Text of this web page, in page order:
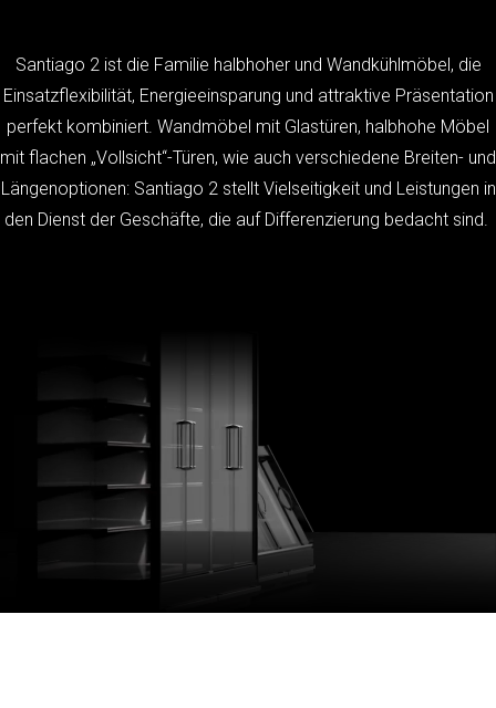
Santiago 2 ist die Familie halbhoher und Wandkühlmöbel, die
Einsatzflexibilität, Energieeinsparung und attraktive Präsentation
perfekt kombiniert. Wandmöbel mit Glastüren, halbhohe Möbel
mit flachen „Vollsicht“-Türen, wie auch verschiedene Breiten- und
Längenoptionen: Santiago 2 stellt Vielseitigkeit und Leistungen in
den Dienst der Geschäfte, die auf Differenzierung bedacht sind.